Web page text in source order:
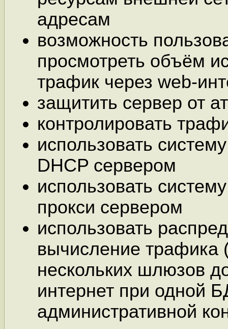
адресам
возможность
просмотреть объём
трафик через web-
защитить сервер от
контролировать
использовать
DHCP сервером
использовать
прокси сервером
использовать
вычисление трафика
нескольких шлюзов
интернет при одной
административной